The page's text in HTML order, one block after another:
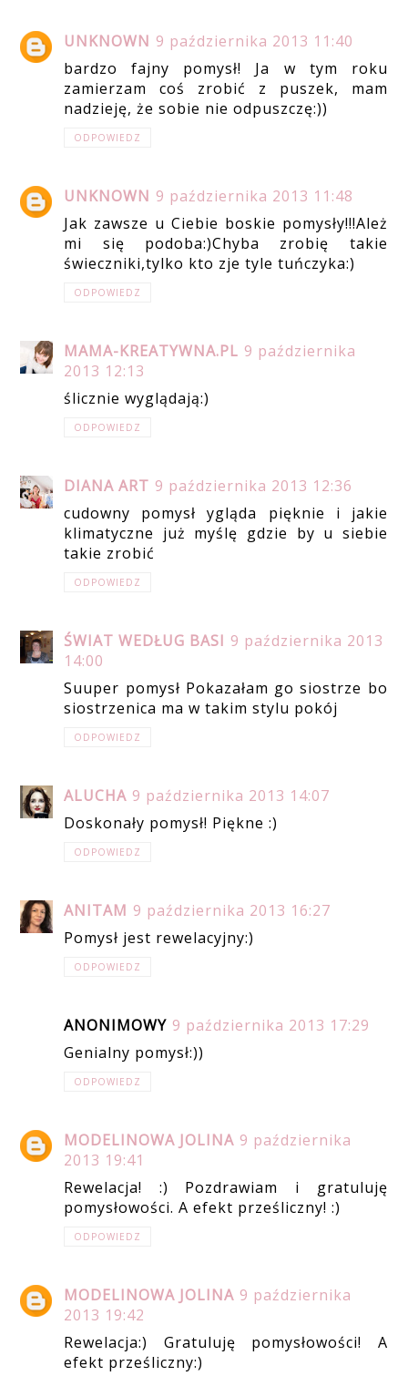
UNKNOWN 9 października 2013 11:40
bardzo fajny pomysł! Ja w tym roku
zamierzam coś zrobić z puszek, mam
nadzieję, że sobie nie odpuszczę:))
ODPOWIEDZ
UNKNOWN 9 października 2013 11:48
Jak zawsze u Ciebie boskie pomysły!!!Ależ
mi się podoba:)Chyba zrobię takie
świeczniki,tylko kto zje tyle tuńczyka:)
ODPOWIEDZ
MAMA-KREATYWNA.PL 9 października
2013 12:13
ślicznie wyglądają:)
ODPOWIEDZ
DIANA ART 9 października 2013 12:36
cudowny pomysł ygląda pięknie i jakie
klimatyczne już myślę gdzie by u siebie
takie zrobić
ODPOWIEDZ
ŚWIAT WEDŁUG BASI 9 października 2013
14:00
Suuper pomysł Pokazałam go siostrze bo
siostrzenica ma w takim stylu pokój
ODPOWIEDZ
ALUCHA 9 października 2013 14:07
Doskonały pomysł! Piękne :)
ODPOWIEDZ
ANITAM 9 października 2013 16:27
Pomysł jest rewelacyjny:)
ODPOWIEDZ
ANONIMOWY 9 października 2013 17:29
Genialny pomysł:))
ODPOWIEDZ
MODELINOWA JOLINA 9 października
2013 19:41
Rewelacja! :) Pozdrawiam i gratuluję
pomysłowości. A efekt prześliczny! :)
ODPOWIEDZ
MODELINOWA JOLINA 9 października
2013 19:42
Rewelacja:) Gratuluję pomysłowości! A
efekt prześliczny:)